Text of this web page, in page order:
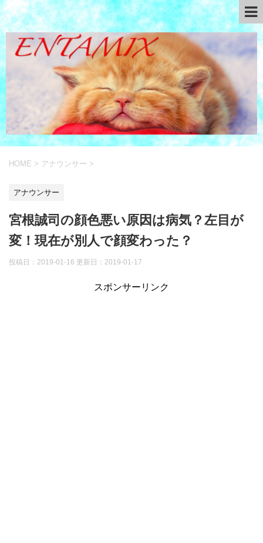
HOME > アナウンサー >
アナウンサー
宮根誠司の顔色悪い原因は病気？左目が
変！現在が別人で顔変わった？
投稿日：2019-01-16 更新日： 2019-01-17
スポンサーリンク